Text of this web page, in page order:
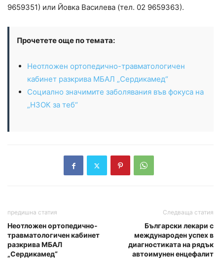
9659351) или Йовка Василева (тел. 02 9659363).
Прочетете още по темата:
Неотложен ортопедично-травматологичен
кабинет разкрива МБАЛ „Сердикамед“
Социално значимите заболявания във фокуса на
„НЗОК за теб“
предишна статия
Неотложен ортопедично-
травматологичен кабинет
разкрива МБАЛ
„Сердикамед“
Следваща статия
Български лекари с
международен успех в
диагностиката на рядък
автоимунен енцефалит